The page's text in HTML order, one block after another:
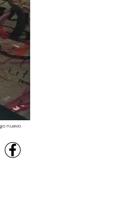
nuevo